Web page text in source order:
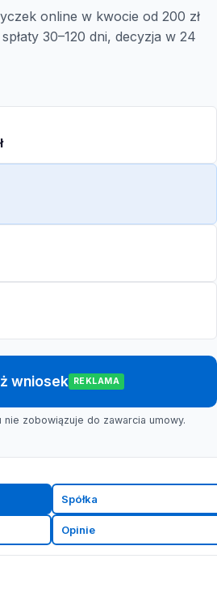
online w kwocie od 200 zł
30–120 dni, decyzja w 24
wniosek REKLAMA
nie zobowiązuje do zawarcia umowy.
Spółka
Opinie